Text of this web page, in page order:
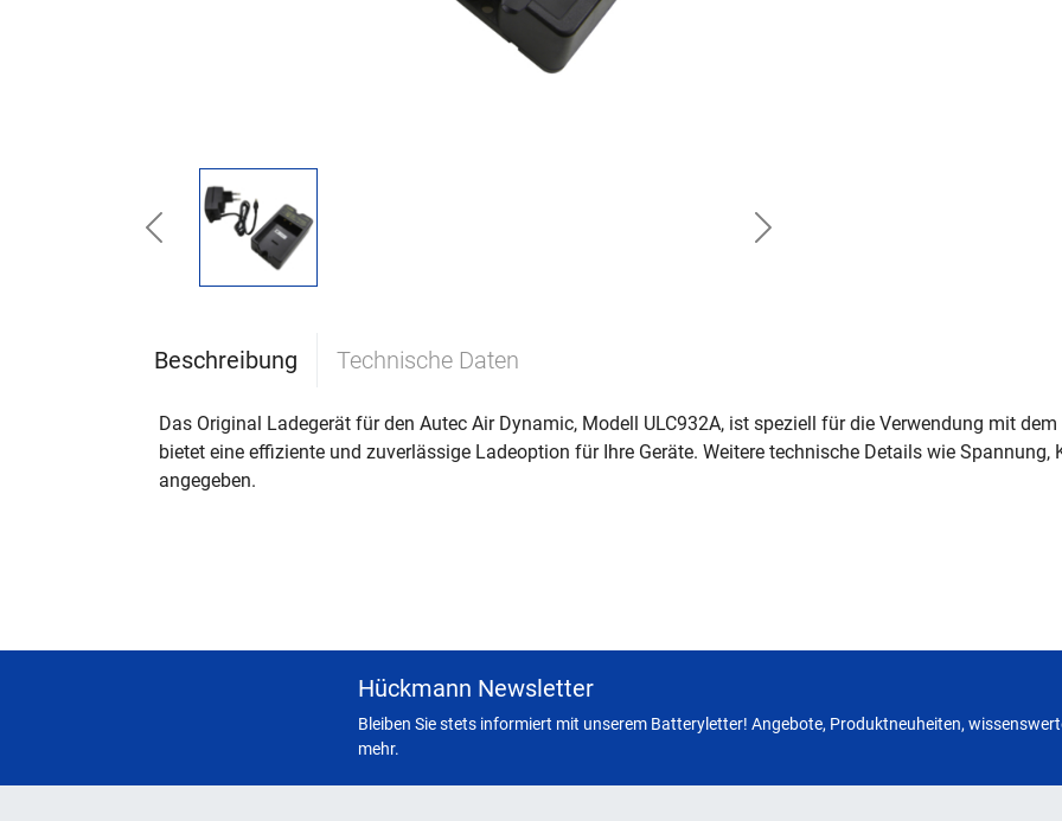
Previous Next
Beschreibung Technische Daten
Das Original Ladegerät für den Autec Air Dynamic, Modell ULC932A, ist speziell für die Verwendung mit
bietet eine effiziente und zuverlässige Ladeoption für Ihre Geräte. Weitere technische Details wie
angegeben.
Hückmann Newsletter
Bleiben Sie stets informiert mit unserem Batteryletter! Angebote, Produktneuheiten,
mehr.